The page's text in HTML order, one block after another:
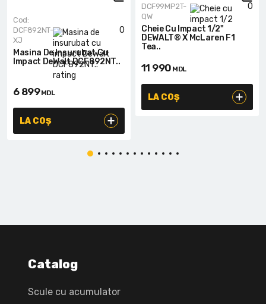
0
Cod:
DCF892NT-
XJ
Masina De Insurubat Cu
Impact DeWalt DCF892NT..
6 899 MDL
LA COȘ
0
DCF99MP2T-
QW
Cheie Cu Impact 1/2"
DEWALT® X McLaren F1
Tea..
11 990 MDL
LA COȘ
Catalog
Scule cu acumulator